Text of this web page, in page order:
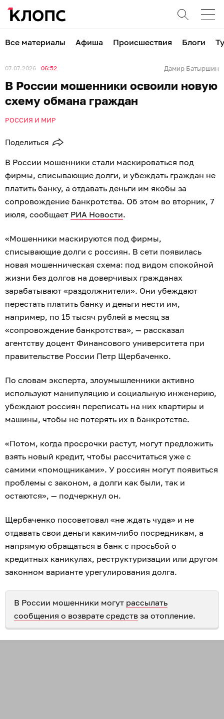
Все материалы Афиша Происшествия Блоги
07.07.2026 06:52 Дамир Батыршин
В России мошенники освоили новую
схему обмана граждан
РОССИЯ И МИР
Поделиться
В России мошенники стали маскироваться под
фирмы, списывающие долги, и убеждать граждан не
платить банку, а отдавать деньги им якобы за
сопровождение банкротства. Об этом во вторник, 7
июля, сообщает РИА Новости.
«Мошенники маскируются под фирмы,
списывающие долги с россиян. В сети появилась
новая мошенническая схема: под видом спокойной
жизни без долгов на доверчивых гражданах
зарабатывают «раздолжнители». Они убеждают
перестать платить банку и деньги нести им,
например, по 15 тысяч рублей в месяц за
«сопровождение банкротства», — рассказал
агентству доцент Финансового университета при
правительстве России Петр Щербаченко.
По словам эксперта, злоумышленники активно
используют манипуляцию и социальную инженерию,
убеждают россиян переписать на них квартиры и
машины, чтобы не потерять их в банкротстве.
«Потом, когда просрочки растут, могут предложить
взять новый кредит, чтобы рассчитаться уже с
самими «помощниками». У россиян могут появиться
проблемы с законом, а долги как были, так и
остаются», — подчеркнул он.
Щербаченко посоветовал «не ждать чуда» и не
отдавать свои деньги каким-либо посредникам, а
напрямую обращаться в банк с просьбой о
кредитных каникулах, реструктуризации или другом
законном варианте урегулирования долга.
В России мошенники могут рассылать
сообщения о возврате средств за отопление.